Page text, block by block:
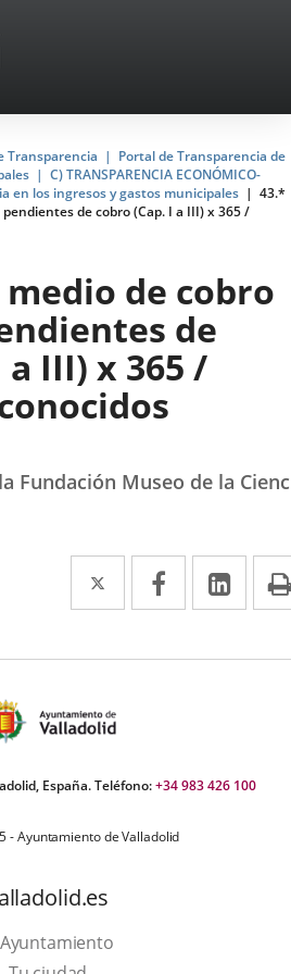
Transparencia
Portal de Transparencia de
C) TRANSPARENCIA ECONÓMICO-
en los ingresos y gastos municipales
43.*
de cobro (Cap. I a III) x 365 /
de cobro
de
III) x 365 /
Fundación Museo de la
Twitter
Enlace
a
externa.
Facebook
Enlace
a
a
España. Teléfono:+34 983 426 100
- Ayuntamiento de Valladolid